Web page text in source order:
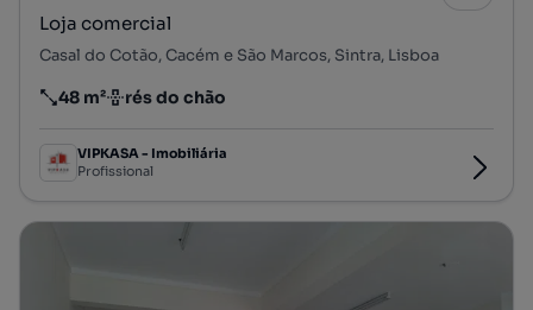
Loja comercial
Casal do Cotão, Cacém e São Marcos, Sintra, Lisboa
Preço por metro quadrado
48 m²
Andar rés do chão
VIPKASA - Imobiliária
Profissional